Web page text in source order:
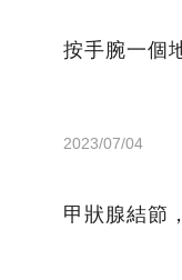
按手腕一個
2023/07/04
甲狀腺結節